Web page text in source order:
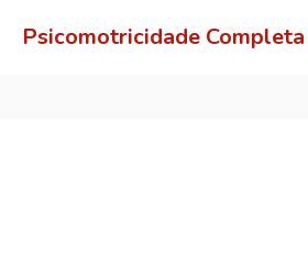
Psicomotricidade Completa